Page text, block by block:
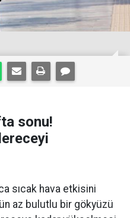
sonu!
sıcak hava etkisini
az bulutlu bir gökyüzü